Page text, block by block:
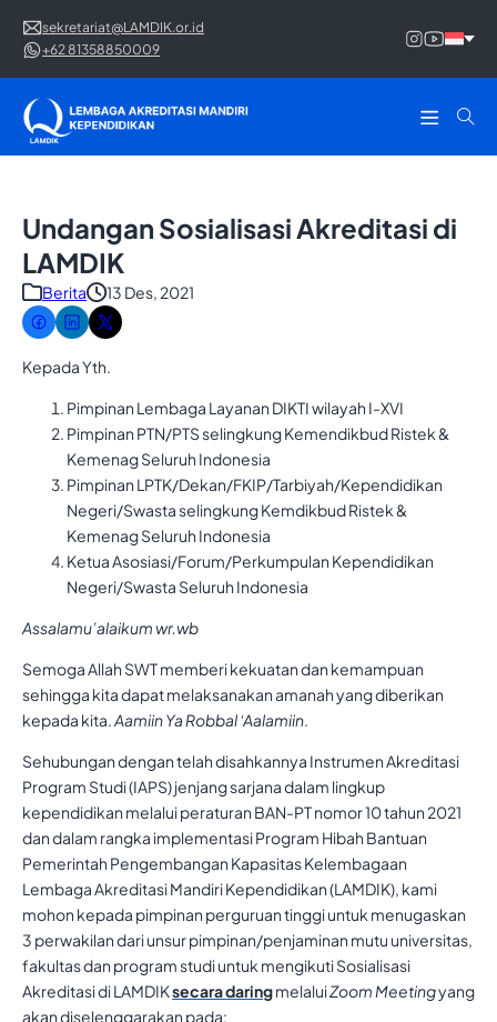
sekretariat@LAMDIK.or.id
+62 81358850009
Undangan Sosialisasi Akreditasi di
LAMDIK
Berita 13 Des, 2021
Kepada Yth.
Pimpinan Lembaga Layanan DIKTI wilayah I-XVI
Pimpinan PTN/PTS selingkung Kemendikbud Ristek &
Kemenag Seluruh Indonesia
Pimpinan LPTK/Dekan/FKIP/Tarbiyah/Kependidikan
Negeri/Swasta selingkung Kemdikbud Ristek &
Kemenag Seluruh Indonesia
Ketua Asosiasi/Forum/Perkumpulan Kependidikan
Negeri/Swasta Seluruh Indonesia
Assalamu’alaikum wr.wb
Semoga Allah SWT memberi kekuatan dan kemampuan
sehingga kita dapat melaksanakan amanah yang diberikan
kepada kita.Aamiin Ya Robbal ‘Aalamiin.
Sehubungan dengan telah disahkannya Instrumen Akreditasi
Program Studi (IAPS) jenjang sarjana dalam lingkup
kependidikan melalui peraturan BAN-PT nomor 10 tahun 2021
dan dalam rangka implementasi Program Hibah Bantuan
Pemerintah Pengembangan Kapasitas Kelembagaan
Lembaga Akreditasi Mandiri Kependidikan (LAMDIK), kami
mohon kepada pimpinan perguruan tinggi untuk menugaskan
3 perwakilan dari unsur pimpinan/penjaminan mutu universitas,
fakultas dan program studi untuk mengikuti Sosialisasi
Akreditasi di LAMDIKsecara daringmelaluiZoom Meetingyang
akan diselenggarakan pada: